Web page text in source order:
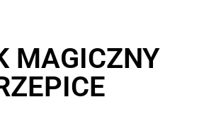
MAGICZNY